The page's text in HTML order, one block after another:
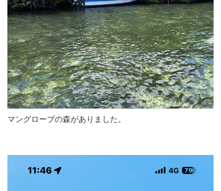
マングローブの森がありました。